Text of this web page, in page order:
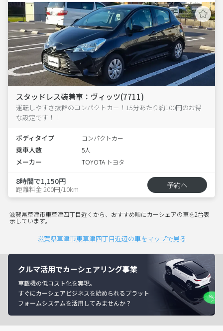
スタッドレス装着車：ヴィッツ(7711)
運転しやすさ抜群のコンパクトカー！15分あたり約100円のお得
な設定です！！
ボディタイプ コンパクトカー
乗車人数 5人
メーカー TOYOTA トヨタ
8時間で1,150円
距離料金 200円/10km 予約へ
滋賀県草津市東草津四丁目近くから、おすすめ順にカーシェアの車を2台表
示しています。
滋賀県草津市東草津四丁目近辺の車をマップで見る
クルマ活用でカーシェアリング事業
車載機の低コスト化を実現。
すぐにカーシェアビジネスを始められるプラット
フォームシステムを活用してみませんか？